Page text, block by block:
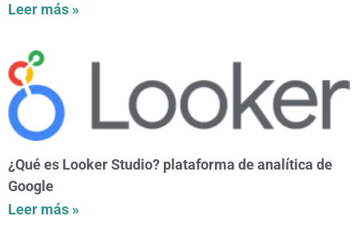
Leer más »
¿Qué es Looker Studio? plataforma de analítica de
Google
Leer más »